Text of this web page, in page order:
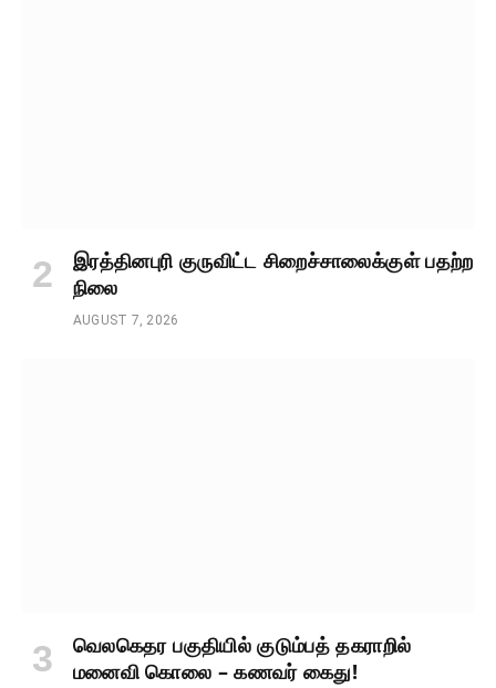
இரத்தினபுரி குருவிட்ட சிறைச்சாலைக்குள் பதற்ற
நிலை
AUGUST 7, 2026
வெலகெதர பகுதியில் குடும்பத் தகராறில்
மனைவி கொலை – கணவர் கைது!